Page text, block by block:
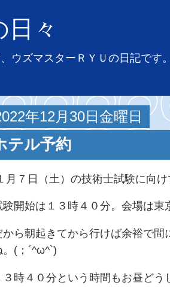
々
ウズマスターＲＹＵの日記です。
年12月30日金曜日
テル予約
月７日（土）の技術士試験に向
験開始は１３時４０分。会場は東
から朝起きてから行けば余裕で
。(；´^ω^`)
３時４０分という時間もお昼どう